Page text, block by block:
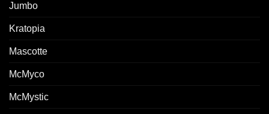
Jumbo
Kratopia
Mascotte
McMyco
McMystic